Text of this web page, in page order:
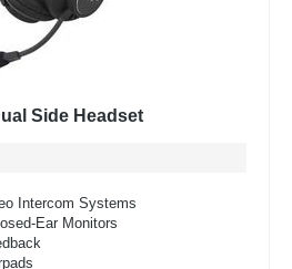
Side Headset
Intercom Systems
Ear Monitors